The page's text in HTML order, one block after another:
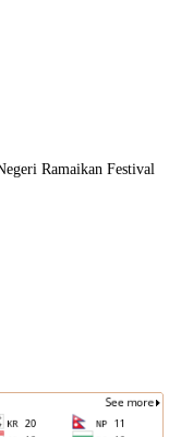
Ramaikan Festival